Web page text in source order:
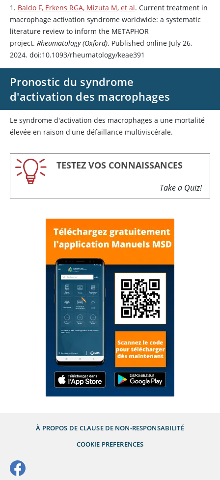
1. Baldo F, Erkens RGA, Mizuta M, et al. Current treatment in
macrophage activation syndrome worldwide: a systematic
literature review to inform the METAPHOR
project. Rheumatology (Oxford). Published online July 26,
2024. doi:10.1093/rheumatology/keae391
Pronostic du syndrome
d'activation des macrophages
Le syndrome d'activation des macrophages a une mortalité
élevée en raison d'une défaillance multiviscérale.
TESTEZ VOS CONNAISSANCES
Take a Quiz!
À PROPOS DE CLAUSE DE NON-RESPONSABILITÉ
COOKIE PREFERENCES